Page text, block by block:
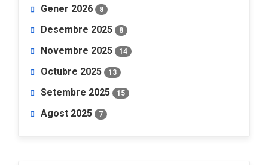
Gener 2026 8
Desembre 2025 8
Novembre 2025 14
Octubre 2025 13
Setembre 2025 15
Agost 2025 7